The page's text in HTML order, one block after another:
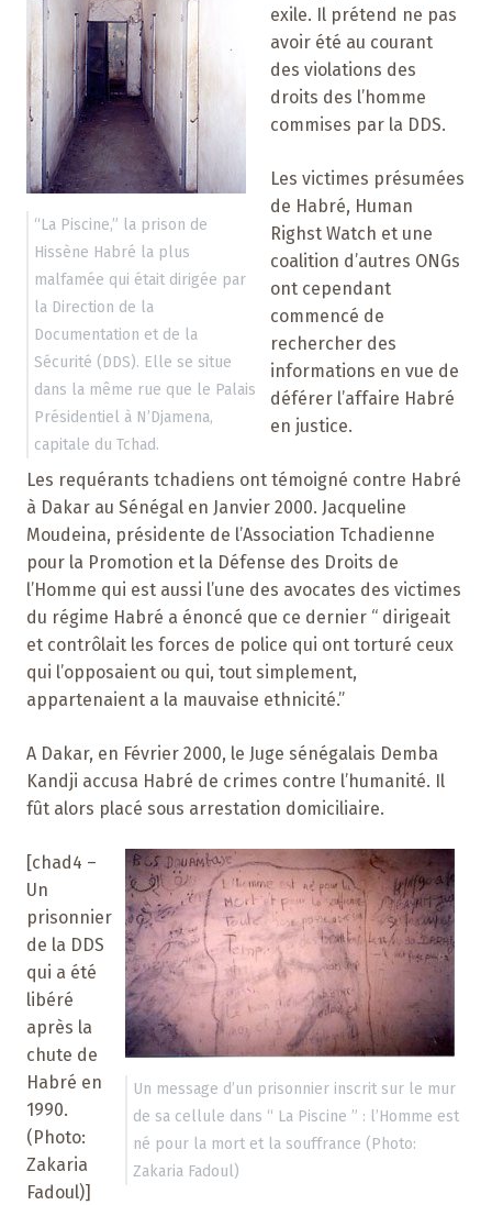
“La Piscine,” la prison de
Hissène Habré la plus
malfamée qui était dirigée par
la Direction de la
Documentation et de la
Sécurité (DDS). Elle se situe
dans la même rue que le Palais
Présidentiel à N’Djamena,
capitale du Tchad.
exile. Il prétend ne pas
avoir été au courant
des violations des
droits des l’homme
commises par la DDS.
Les victimes présumées
de Habré, Human
Righst Watch et une
coalition d’autres ONGs
ont cependant
commencé de
rechercher des
informations en vue de
déférer l’affaire Habré
en justice.
Les requérants tchadiens ont témoigné contre Habré
à Dakar au Sénégal en Janvier 2000. Jacqueline
Moudeina, présidente de l’Association Tchadienne
pour la Promotion et la Défense des Droits de
l’Homme qui est aussi l’une des avocates des victimes
du régime Habré a énoncé que ce dernier “ dirigeait
et contrôlait les forces de police qui ont torturé ceux
qui l’opposaient ou qui, tout simplement,
appartenaient a la mauvaise ethnicité.”
A Dakar, en Février 2000, le Juge sénégalais Demba
Kandji accusa Habré de crimes contre l’humanité. Il
fût alors placé sous arrestation domiciliaire.
Un message d’un prisonnier inscrit sur le mur
de sa cellule dans “ La Piscine ” : l’Homme est
né pour la mort et la souffrance (Photo:
Zakaria Fadoul)
[chad4 –
Un
prisonnier
de la DDS
qui a été
libéré
après la
chute de
Habré en
1990.
(Photo:
Zakaria
Fadoul)]